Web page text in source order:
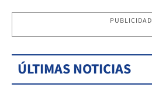
PUBLICIDAD
ÚLTIMAS NOTICIAS